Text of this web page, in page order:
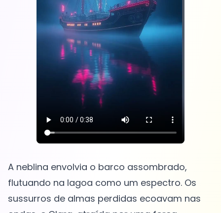
A neblina envolvia o barco assombrado,
flutuando na lagoa como um espectro. Os
sussurros de almas perdidas ecoavam nas